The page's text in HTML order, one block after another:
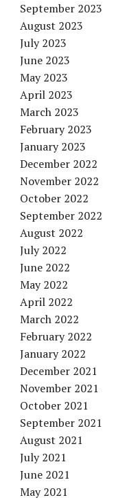
September 2023
August 2023
July 2023
June 2023
May 2023
April 2023
March 2023
February 2023
January 2023
December 2022
November 2022
October 2022
September 2022
August 2022
July 2022
June 2022
May 2022
April 2022
March 2022
February 2022
January 2022
December 2021
November 2021
October 2021
September 2021
August 2021
July 2021
June 2021
May 2021